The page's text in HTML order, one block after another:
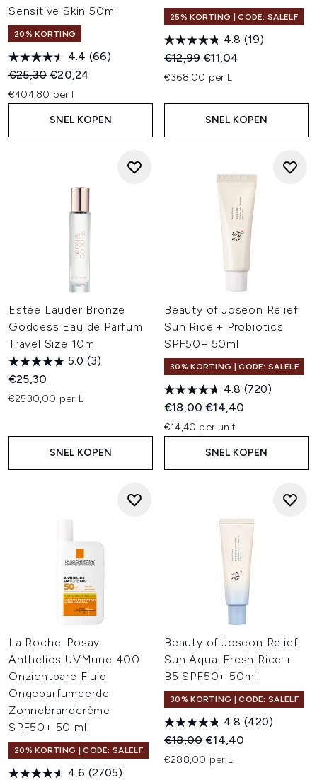
Sensitive Skin 50ml
20% KORTING
4.4 (66)
Recommended Retail Price:
€25,30Huidige prijs:
€20,24
€404,80 per l
SNEL KOPEN
25% KORTING | CODE: SALELF
4.8 (19)
Recommended Retail Price:
€12,99Huidige prijs:
€11,04
€368,00 per L
SNEL KOPEN
Estée Lauder Bronze
Goddess Eau de Parfum
Travel Size 10ml
5.0 (3)
€25,30
€2530,00 per L
SNEL KOPEN
Beauty of Joseon Relief
Sun Rice + Probiotics
SPF50+ 50ml
30% KORTING | CODE: SALELF
4.8 (720)
Recommended Retail Price:
€18,00Huidige prijs:
€14,40
€14,40 per unit
SNEL KOPEN
La Roche-Posay
Anthelios UVMune 400
Onzichtbare Fluid
Ongeparfumeerde
Zonnebrandcrème
SPF50+ 50 ml
20% KORTING | CODE: SALELF
4.6 (2705)
Beauty of Joseon Relief
Sun Aqua-Fresh Rice +
B5 SPF50+ 50ml
30% KORTING | CODE: SALELF
4.8 (420)
Recommended Retail Price:
€18,00Huidige prijs:
€14,40
€288,00 per L